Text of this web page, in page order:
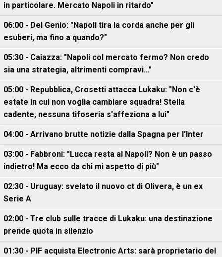
in particolare. Mercato Napoli in ritardo"
06:00 - Del Genio: "Napoli tira la corda anche per gli
esuberi, ma fino a quando?"
05:30 - Caiazza: "Napoli col mercato fermo? Non credo
sia una strategia, altrimenti compravi..."
05:00 - Repubblica, Crosetti attacca Lukaku: "Non c'è
estate in cui non voglia cambiare squadra! Stella
cadente, nessuna tifoseria s'affeziona a lui"
04:00 - Arrivano brutte notizie dalla Spagna per l'Inter
03:00 - Fabbroni: "Lucca resta al Napoli? Non è un passo
indietro! Ma ecco da chi mi aspetto di più"
02:30 - Uruguay: svelato il nuovo ct di Olivera, è un ex
Serie A
02:00 - Tre club sulle tracce di Lukaku: una destinazione
prende quota in silenzio
01:30 - PIF acquista Electronic Arts: sarà proprietario del